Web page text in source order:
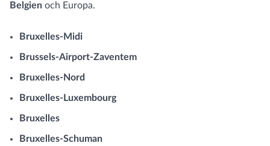
Belgien och Europa.
Bruxelles-Midi
Brussels-Airport-Zaventem
Bruxelles-Nord
Bruxelles-Luxembourg
Bruxelles
Bruxelles-Schuman